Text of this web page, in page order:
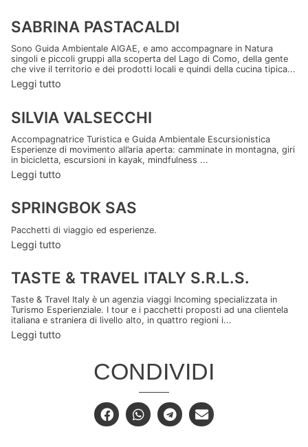
SABRINA PASTACALDI
Sono Guida Ambientale AIGAE, e amo accompagnare in Natura
singoli e piccoli gruppi alla scoperta del Lago di Como, della gente
che vive il territorio e dei prodotti locali e quindi della cucina tipica...
Leggi tutto
SILVIA VALSECCHI
Accompagnatrice Turistica e Guida Ambientale Escursionistica
Esperienze di movimento all’aria aperta: camminate in montagna, giri
in bicicletta, escursioni in kayak, mindfulness ...
Leggi tutto
SPRINGBOK SAS
Pacchetti di viaggio ed esperienze.
Leggi tutto
TASTE & TRAVEL ITALY S.R.L.S.
Taste & Travel Italy è un agenzia viaggi Incoming specializzata in
Turismo Esperienziale. I tour e i pacchetti proposti ad una clientela
italiana e straniera di livello alto, in quattro regioni i...
Leggi tutto
CONDIVIDI